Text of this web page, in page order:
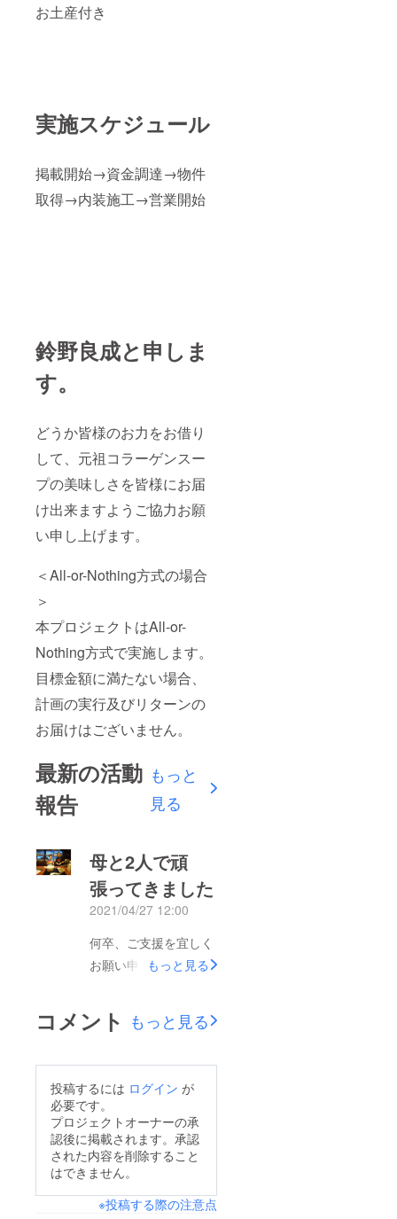
お土産付き
実施スケジュール
掲載開始→資金調達→物件
取得→内装施工→営業開始
鈴野良成と申しま
す。
どうか皆様のお力をお借り
して、元祖コラーゲンスー
プの美味しさを皆様にお届
け出来ますようご協力お願
い申し上げます。
＜All-or-Nothing方式の場合
＞
本プロジェクトはAll-or-
Nothing方式で実施します。
目標金額に満たない場合、
計画の実行及びリターンの
お届けはございません。
最新の活動
報告
もっと
見る
母と2人で頑
張ってきました
2021/04/27 12:00
何卒、ご支援を宜しく
お願い申し上げます。
もっと見る
コメント もっと見る
投稿するには ログイン が
必要です。
プロジェクトオーナーの承
認後に掲載されます。承認
された内容を削除すること
はできません。
※投稿する際の注意点